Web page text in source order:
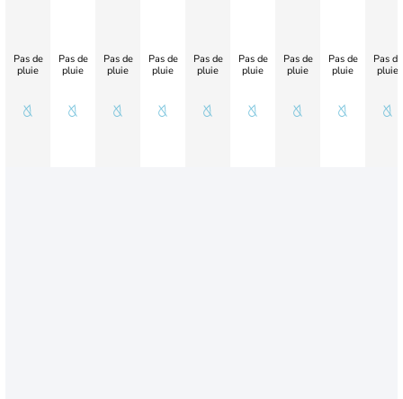
Pas de
pluie
Pas de
pluie
Pas de
pluie
Pas de
pluie
Pas de
pluie
Pas de
pluie
Pas de
pluie
Pas de
pluie
Pas de
pluie